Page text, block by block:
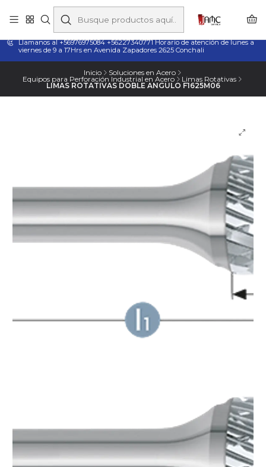
Taladros Magnéticos en Chile | Venta, Arriendo y Servicio
Técnico
Llamanos al +56976975084 +56227340771 Horario de atención de lunes a
viernes de 9 a 17Hrs en Avenida Zapadores 2625 Conchali
Inicio Soluciones en Acero
Equipos para Perforación Industrial en Acero Limas Rotativas
LIMAS ROTATIVAS DOBLE ANGULO F1625M06